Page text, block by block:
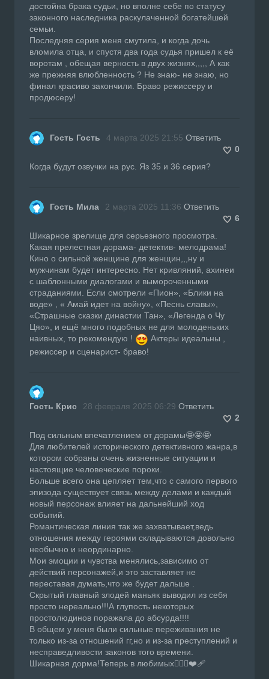
достойна брака судьи, но вполне себе по статусу
законного наследника раскулаченной богатейшей
семьи.
Последняя серия меня смутила, и когда дочь
вломила отца, и спустя два года судья пришел к её
воротам , обещая верность в двух жизнях,,,,, А как
же прежняя влюбленность ? Не знаю- не знаю, но
финал красиво закончили. Браво режиссеру и
продюсеру!
Гость Гость 4 марта 2025 21:55 Ответить
0
Когда будут озвучки на рус. Яз 35 и 36 серия?
Гость Мила 2 марта 2025 11:36 Ответить
6
Шикарное зрелище для серьезного просмотра.
Какая прелестная дорама- детектив- мелодрама!
Кино о сильной женщине для женщин,,,ну и
мужчинам будет интересно. Нет кривляний, ахинеи
с шаблонными диалогами и вымороченными
страданиями. Если смотрели «Пион», «Блики на
воде» , « Амай идет на войну», «Песнь славы»,
«Страшные сказки династии Тан», «Легенда о Чу
Цяо», и ещё много подобных не для молоденьких
наивных, то рекомендую !
Актеры идеальны ,
режиссер и сценарист- браво!
Гость Крис 28 февраля 2025 06:29 Ответить
2
Под сильным впечатлением от дорамы🤩🤩🤩
Для любителей исторического детективного жанра,в
котором собраны очень жизненные ситуации и
настоящие человеческие пороки.
Больше всего она цепляет тем,что с самого первого
эпизода существует связь между делами и каждый
новый персонаж влияет на дальнейший ход
событий.
Романтическая линия так же захватывает,ведь
отношения между героями складываются довольно
необычно и неординарно.
Мои эмоции и чувства менялись,зависимо от
действий персонажей,и это заставляет не
переставая думать,что же будет дальше .
Скрытый главный злодей маньяк выводил из себя
просто нереально!!!А глупость некоторых
простолюдинов поражала до абсурда!!!!
В общем у меня были сильные переживания не
только из-за отношений гг,но и из-за преступлений и
несправедливости законов того времени.
Шикарная дорма!Теперь в любимых❤️‍🔥💔❤️‍🩹